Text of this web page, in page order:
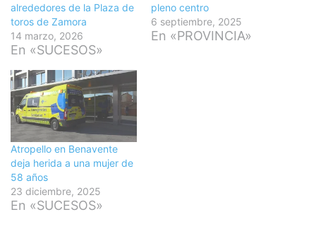
alrededores de la Plaza de
toros de Zamora
14 marzo, 2026
En «SUCESOS»
pleno centro
6 septiembre, 2025
En «PROVINCIA»
Atropello en Benavente
deja herida a una mujer de
58 años
23 diciembre, 2025
En «SUCESOS»